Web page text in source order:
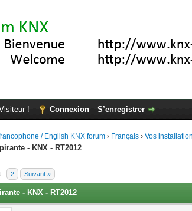
! Connexion S’enregistrer
/ English KNX forum › Français ›Vos
- KNX - RT2012
2 Suivant »
: 0 (0 vote(s))
- KNX - RT2012